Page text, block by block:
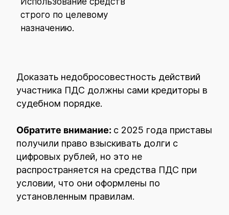
строго по целевому
назначению.
Доказать недобросовестность действий
участника ПДС должны сами кредиторы в
судебном порядке.
Обратите внимание: с 2025 года приставы
получили право взыскивать долги с
цифровых рублей, но это не
распространяется на средства ПДС при
условии, что они оформлены по
установленным правилам.